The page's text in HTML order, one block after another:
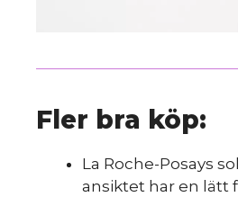
Fler bra köp:
La Roche-Posays
ansiktet har en lätt